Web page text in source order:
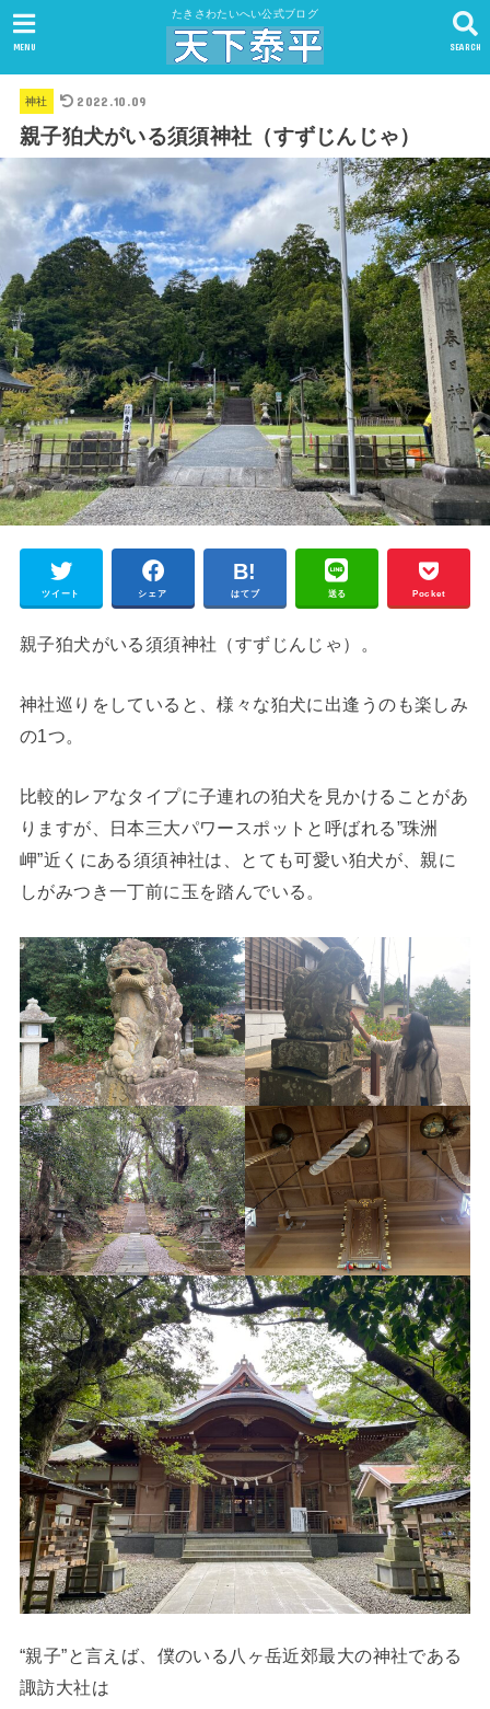
たきさわたいへい公式ブログ
SEARCH
MENU
神社 2022.10.09
親子狛犬がいる須須神社（すずじんじゃ）
ツイート シェア はてブ 送る Pocket
親子狛犬がいる須須神社（すずじんじゃ）。
神社巡りをしていると、様々な狛犬に出逢うのも楽しみ
の1つ。
比較的レアなタイプに子連れの狛犬を見かけることがあ
りますが、日本三大パワースポットと呼ばれる”珠洲
岬”近くにある須須神社は、とても可愛い狛犬が、親に
しがみつき一丁前に玉を踏んでいる。
“親子”と言えば、僕のいる八ヶ岳近郊最大の神社である
諏訪大社は